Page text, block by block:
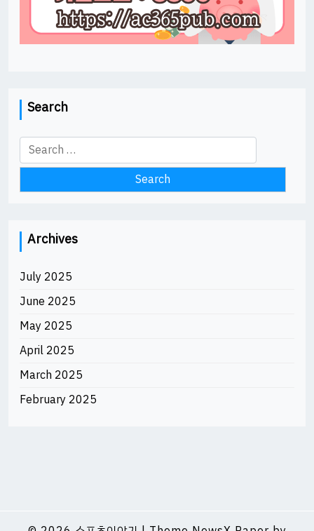
Search
Search
for:
Archives
July 2025
June 2025
May 2025
April 2025
March 2025
February 2025